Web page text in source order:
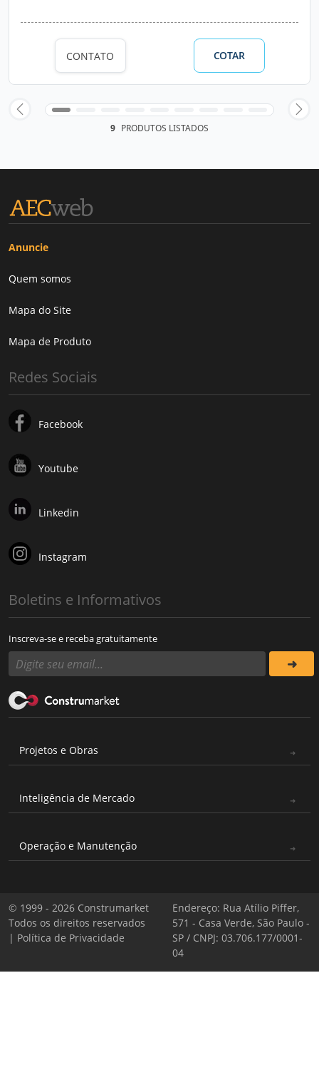
CONTATO COTAR
9 PRODUTOS LISTADOS
Anuncie
Quem somos
Mapa do Site
Mapa de Produto
Redes Sociais
Facebook
Youtube
Linkedin
Instagram
Boletins e Informativos
Inscreva-se e receba gratuitamente
Projetos e Obras
Inteligência de Mercado
Operação e Manutenção
© 1999 - 2026 Construmarket
Todos os direitos reservados
| Política de Privacidade
Endereço: Rua Atílio Piffer,
571 - Casa Verde, São Paulo -
SP / CNPJ: 03.706.177/0001-
04